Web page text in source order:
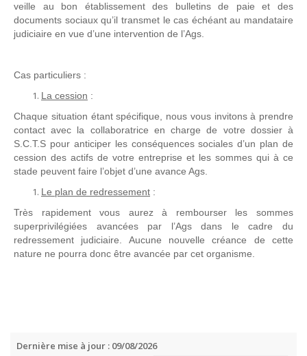
veille au bon établissement des bulletins de paie et des
documents sociaux qu’il transmet le cas échéant au mandataire
judiciaire en vue d’une intervention de l’Ags.
Cas particuliers :
La cession :
Chaque situation étant spécifique, nous vous invitons à prendre
contact avec la collaboratrice en charge de votre dossier à
S.C.T.S pour anticiper les conséquences sociales d’un plan de
cession des actifs de votre entreprise et les sommes qui à ce
stade peuvent faire l’objet d’une avance Ags.
Le plan de redressement :
Très rapidement vous aurez à rembourser les sommes
superprivilégiées avancées par l’Ags dans le cadre du
redressement judiciaire. Aucune nouvelle créance de cette
nature ne pourra donc être avancée par cet organisme.
Dernière mise à jour : 09/08/2026